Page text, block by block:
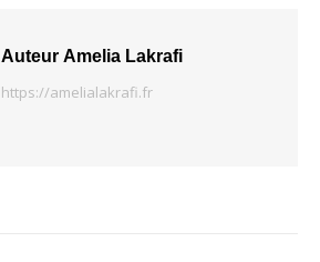
Auteur Amelia Lakrafi
https://amelialakrafi.fr